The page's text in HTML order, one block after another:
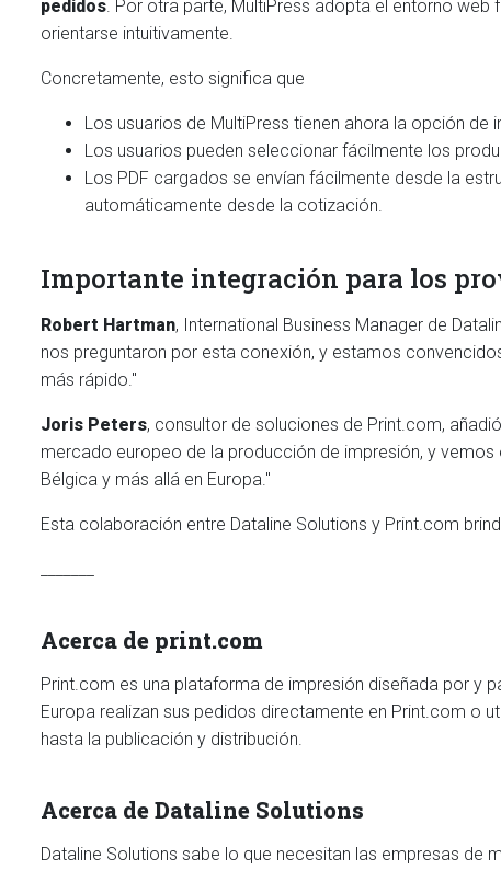
pedidos. Por otra parte, MultiPress adopta el entorno
orientarse intuitivamente.
Concretamente, esto significa que
Los usuarios de MultiPress tienen ahora la opción
Los usuarios pueden seleccionar fácilmente los
Los PDF cargados se envían fácilmente desde la
automáticamente desde la cotización.
Importante integración para los
Robert Hartman, International Business Manager de
nos preguntaron por esta conexión, y estamos
más rápido."
Joris Peters, consultor de soluciones de Print.com,
mercado europeo de la producción de impresión, y
Bélgica y más allá en Europa."
Esta colaboración entre Dataline Solutions y Print.com
Acerca de print.com
Print.com es una plataforma de impresión diseñada por y
Europa realizan sus pedidos directamente en Print.com o
hasta la publicación y distribución.
Acerca de Dataline Solutions
Dataline Solutions sabe lo que necesitan las empresas